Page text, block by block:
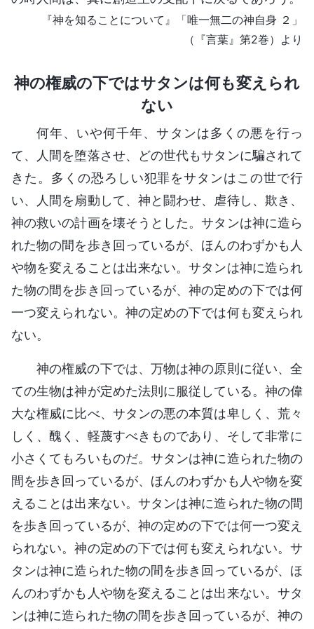
『神を知ることについて』「唯一無二の神自身 ２」
（『言葉』第2巻）より
神の権威の下ではサタンは何も変えられ
ない
何年、いや何千年、サタンは多くの悪を行っ
て、人間を堕落させ、どの世代もサタンに騙されて
きた。多くの恐ろしい犯罪をサタンはこの世で行
い、人間を扇動して、神と闘わせ、虐待し、欺き、
神の救いの計画を壊そうとした。サタンは神に造ら
れた物の間を歩き回っているが、ほんのわずかも人
や物を変えることは出来ない。サタンは神に造られ
た物の間を歩き回っているが、神の定めの下では何
一つ変えられない。神の定めの下では何も変えられ
ない。
神の権威の下では、万物は神の原則に従い、全
ての生物は神が定めた法則に服従している。神の偉
大な権威に比べ、サタンの悪の本質は卑しく、荒々
しく、醜く、軽蔑すべきものであり、そして非常に
小さくてもろいものだ。サタンは神に造られた物の
間を歩き回っているが、ほんのわずかも人や物を変
えることは出来ない。サタンは神に造られた物の間
を歩き回っているが、神の定めの下では何一つ変え
られない。神の定めの下では何も変えられない。サ
タンは神に造られた物の間を歩き回っているが、ほ
んのわずかも人や物を変えることは出来ない。サタ
ンは神に造られた物の間を歩き回っているが、神の